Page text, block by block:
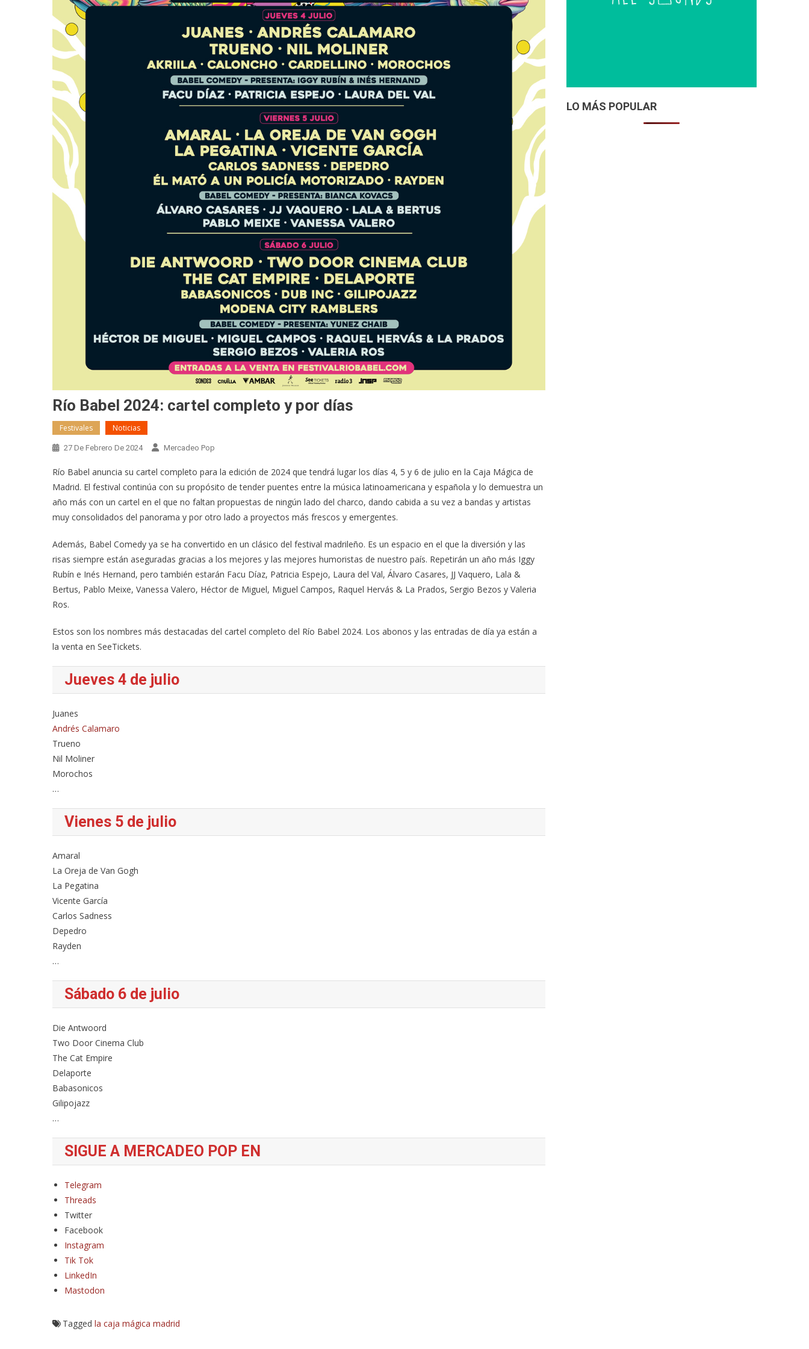
Río Babel 2024: cartel completo y por días
Festivales Noticias
27 De Febrero De 2024 Mercadeo Pop
Río Babel anuncia su cartel completo para la edición de 2024 que tendrá lugar los días 4, 5 y 6 de julio en la Caja Mágica de
Madrid. El festival continúa con su propósito de tender puentes entre la música latinoamericana y española y lo demuestra un
año más con un cartel en el que no faltan propuestas de ningún lado del charco, dando cabida a su vez a bandas y artistas
muy consolidados del panorama y por otro lado a proyectos más frescos y emergentes.
Además, Babel Comedy ya se ha convertido en un clásico del festival madrileño. Es un espacio en el que la diversión y las
risas siempre están aseguradas gracias a los mejores y las mejores humoristas de nuestro país. Repetirán un año más Iggy
Rubín e Inés Hernand, pero también estarán Facu Díaz, Patricia Espejo, Laura del Val, Álvaro Casares, JJ Vaquero, Lala &
Bertus, Pablo Meixe, Vanessa Valero, Héctor de Miguel, Miguel Campos, Raquel Hervás & La Prados, Sergio Bezos y Valeria
Ros.
Estos son los nombres más destacadas del cartel completo del Río Babel 2024. Los abonos y las entradas de día ya están a
la venta en SeeTickets.
Jueves 4 de julio
Juanes
Andrés Calamaro
Trueno
Nil Moliner
Morochos
…
Vienes 5 de julio
Amaral
La Oreja de Van Gogh
La Pegatina
Vicente García
Carlos Sadness
Depedro
Rayden
…
Sábado 6 de julio
Die Antwoord
Two Door Cinema Club
The Cat Empire
Delaporte
Babasonicos
Gilipojazz
…
SIGUE A MERCADEO POP EN
Telegram
Threads
Twitter
Facebook
Instagram
Tik Tok
LinkedIn
Mastodon
Tagged la caja mágica madrid
LO MÁS POPULAR